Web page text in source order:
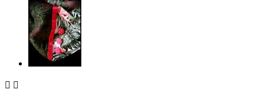
 